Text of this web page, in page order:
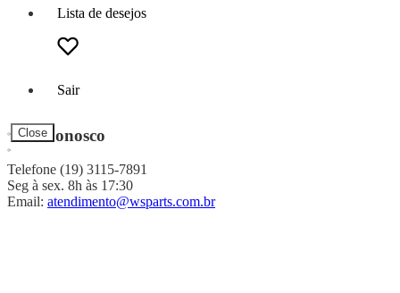
Lista de desejos
Sair
Close
Fale Conosco
Telefone (19) 3115-7891
Seg à sex. 8h às 17:30
Email: atendimento@wsparts.com.br